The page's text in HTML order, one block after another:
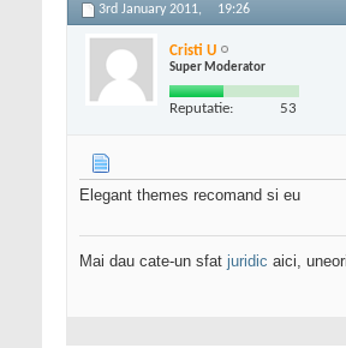
3rd January 2011, 19:26
Cristi U
Super Moderator
Reputatie: 53
Elegant themes recomand si eu
Mai dau cate-un sfat juridic aici,